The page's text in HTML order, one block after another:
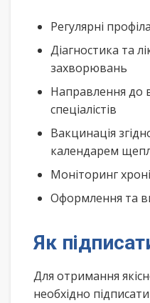
Регулярні
Діагностика та
захворювань
Направлення до
спеціалістів
Вакцинація
календарем
Моніторинг
Оформлення та
Як
Для отримання
необхідно